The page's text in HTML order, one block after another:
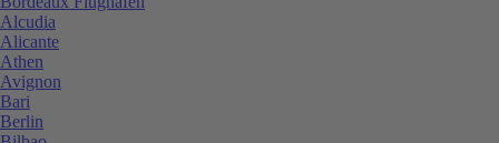
Alcudia
Alicante
Athen
Avignon
Bari
Berlin